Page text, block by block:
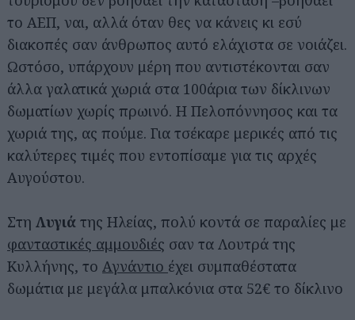
το ΑΕΠ, ναι, αλλά όταν θες να κάνεις κι εσύ
διακοπές σαν άνθρωπος αυτό ελάχιστα σε νοιάζει.
Ωστόσο, υπάρχουν μέρη που αντιστέκονται σαν
άλλα γαλατικά χωριά στα 100άρια των δίκλινων
δωματίων χωρίς πρωινό. Η Πελοπόννησος και τα
χωριά της, ας πούμε. Για τσέκαρε μερικές από τις
καλύτερες τιμές που εντοπίσαμε για τις αρχές
Αυγούστου.
Στη Λυγιά της Ηλείας, πολύ κοντά σε παραλίες με
φανταστικές αμμουδιές σαν τα Λουτρά της
Κυλλήνης, το Αγνάντιο έχει συμπαθέστατα
δωμάτια με μεγάλα μπαλκόνια στα 52€ το δίκλινο